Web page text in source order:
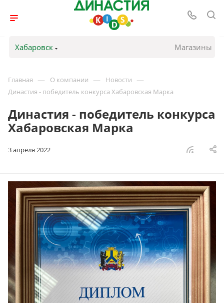
Хабаровск Магазины
Главная — О компании — Новости —
Династия - победитель конкурса Хабаровская Марка
Династия - победитель конкурса
Хабаровская Марка
3 апреля 2022